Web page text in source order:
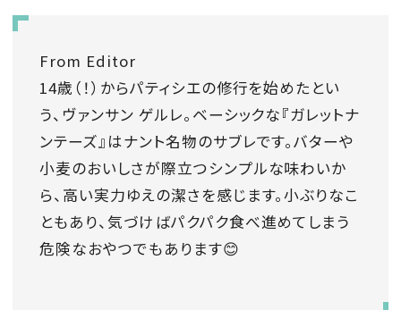
FOLLOW US
MAGAZINE
From Editor
14歳（！）からパティシエの修行を始めたとい
う、ヴァンサン ゲルレ。ベーシックな『ガレットナ
ンテーズ』はナント名物のサブレです。バターや
小麦のおいしさが際立つシンプルな味わいか
ら、高い実力ゆえの潔さを感じます。小ぶりなこ
ともあり、気づけばパクパク食べ進めてしまう
危険なおやつでもあります😊